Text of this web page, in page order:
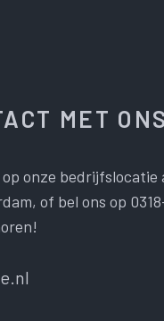
MET
onze bedrijfslocatie
of bel ons op